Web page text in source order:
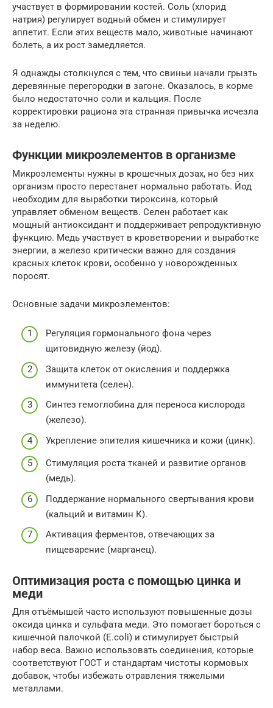
участвует в формировании костей. Соль (хлорид
натрия) регулирует водный обмен и стимулирует
аппетит. Если этих веществ мало, животные начинают
болеть, а их рост замедляется.
Я однажды столкнулся с тем, что свиньи начали грызть
деревянные перегородки в загоне. Оказалось, в корме
было недостаточно соли и кальция. После
корректировки рациона эта странная привычка исчезла
за неделю.
Функции микроэлементов в организме
Микроэлементы нужны в крошечных дозах, но без них
организм просто перестанет нормально работать. Йод
необходим для выработки тироксина, который
управляет обменом веществ. Селен работает как
мощный антиоксидант и поддерживает репродуктивную
функцию. Медь участвует в кроветворении и выработке
энергии, а железо критически важно для создания
красных клеток крови, особенно у новорожденных
поросят.
Основные задачи микроэлементов:
Регуляция гормонального фона через
щитовидную железу (йод).
Защита клеток от окисления и поддержка
иммунитета (селен).
Синтез гемоглобина для переноса кислорода
(железо).
Укрепление эпителия кишечника и кожи (цинк).
Стимуляция роста тканей и развитие органов
(медь).
Поддержание нормального свертывания крови
(кальций и витамин К).
Активация ферментов, отвечающих за
пищеварение (марганец).
Оптимизация роста с помощью цинка и
меди
Для отъёмышей часто используют повышенные дозы
оксида цинка и сульфата меди. Это помогает бороться с
кишечной палочкой (E.coli) и стимулирует быстрый
набор веса. Важно использовать соединения, которые
соответствуют ГОСТ и стандартам чистоты кормовых
добавок, чтобы избежать отравления тяжелыми
металлами.